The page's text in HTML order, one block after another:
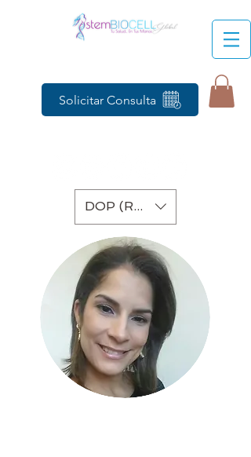
Solicitar Consulta
DOP (RD$)